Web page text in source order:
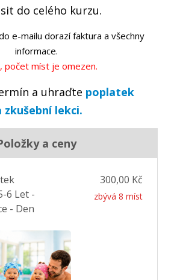
do celého kurzu.
e-mailu dorazí faktura a všechny
informace.
počet míst je omezen.
a uhraďte poplatek
zkušební lekci.
a ceny
6 Let -
- Den
zbývá 8 míst
300,00 Kč